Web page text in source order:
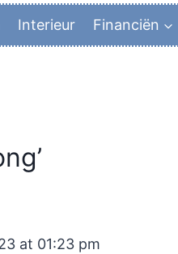
Interieur Financiën
at 01:23 pm